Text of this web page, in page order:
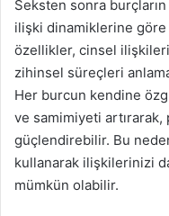
Seksten sonra
ilişki dinamiklerine göre
özellikler, cinsel
zihinsel süreçleri
Her burcun kendine
ve samimiyeti artırarak,
güçlendirebilir. Bu
kullanarak ilişkilerinizi
mümkün olabilir.